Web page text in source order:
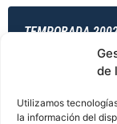
de
Utilizamos
la información del
TEMPORADA
TEMPORADA